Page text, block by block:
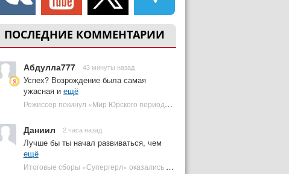
ПОСЛЕДНИЕ КОММЕНТАРИИ
Абдулла777 43 минуты назад
Успех? Возрождение была самая
ужасная и ещё
Режиссер покинул «Мир Юрского периода 5» | Plugged In Ru
Даниил 2 часа назад
Лучше бы ты начал развиваться, чем
ещё
Итоговые сборы «Супергерл» оказались худшими для DC за два десятилетия | Plugged In Ru